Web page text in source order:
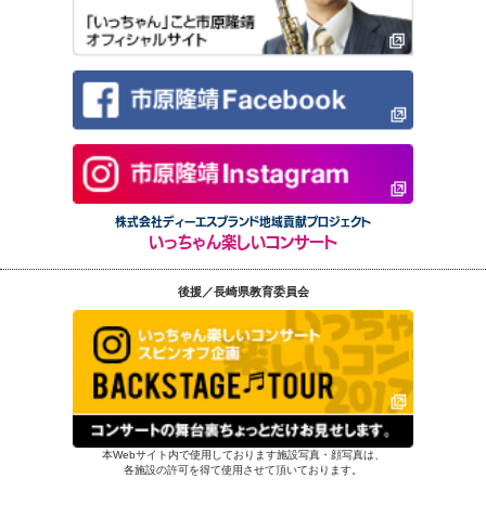
株式会社ディーエスブランド地域貢献プロジェクト
いっちゃん楽しいコンサート
後援／長崎県教育委員会
本Webサイト内で使用しております施設写真・顔写真は、
各施設の許可を得て使用させて頂いております。